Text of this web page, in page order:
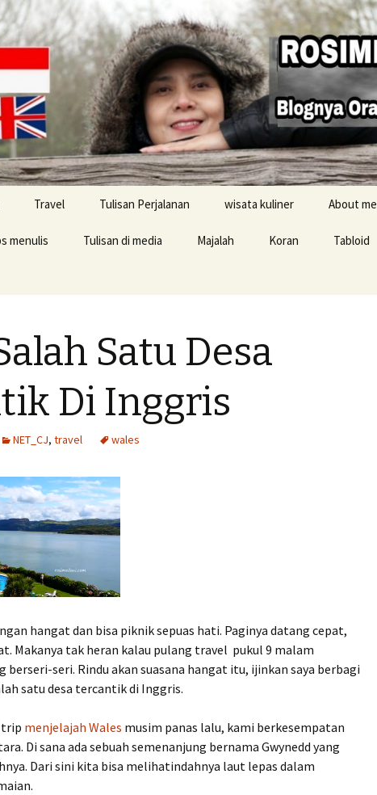
Travel Tulisan Perjalanan wisata kuliner About me
menulis
konten Buku Jelajah
Inggris
jalan-jalan di Inggris
Pengumuman Lomba
Tulisan di media Majalah Koran Tabloid
Satu Desa
Di Inggris
NET_CJ, travel wales
hangat dan bisa piknik sepuas hati. Paginya datang cepat,
Makanya tak heran kalau pulang travel pukul 9 malam
seri. Rindu akan suasana hangat itu, ijinkan saya berbagi
satu desa tercantik di Inggris.
trip menjelajah Wales musim panas lalu, kami berkesempatan
Di sana ada sebuah semenanjung bernama Gwynedd yang
Dari sini kita bisa melihatindahnya laut lepas dalam